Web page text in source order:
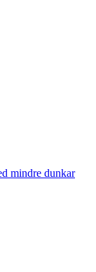
mindre dunkar